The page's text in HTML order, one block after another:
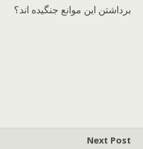
برداشتن این موانع جنگیده اند؟
Next Post